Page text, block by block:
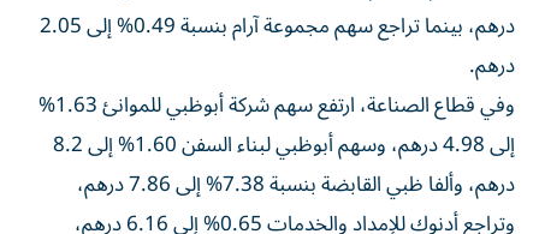
درهم، بينما تراجع سهم مجموعة آرام بنسبة 0.49% إلى 2.05
درهم.
وفي قطاع الصناعة، ارتفع سهم شركة أبوظبي للموانئ 1.63%
إلى 4.98 درهم، وسهم أبوظبي لبناء السفن 1.60% إلى 8.2
درهم، وألفا ظبي القابضة بنسبة 7.38% إلى 7.86 درهم،
وتراجع أدنوك للإمداد والخدمات 0.65% إلى 6.16 درهم،